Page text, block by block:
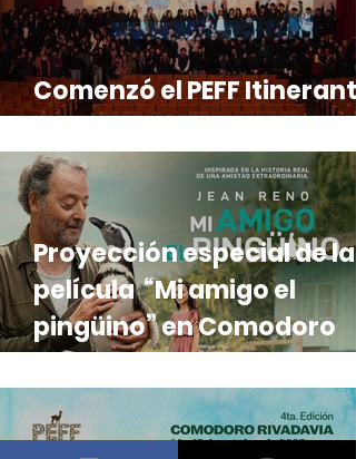
Comenzó el PEFF Itinerante
en Comodoro Rivadavia
Proyección especial de la
película “Mi amigo el
pingüino” en Comodoro
Rivadavia